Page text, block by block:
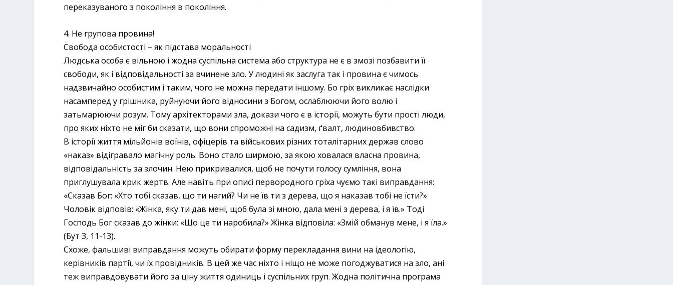
переказуваного з покоління в покоління.
4. Не групова провина!
Свобода особистості – як підстава моральності
Людська особа є вільною і жодна суспільна система або структура не є в змозі позбавити її
свободи, як і відповідальності за вчинене зло. У людині як заслуга так і провина є чимось
надзвичайно особистим і таким, чого не можна передати іншому. Бо гріх викликає наслідки
насамперед у грішника, руйнуючи його відносини з Богом, ослаблюючи його волю і
затьмарюючи розум. Тому архітекторами зла, докази чого є в історії, можуть бути прості люди,
про яких ніхто не міг би сказати, що вони спроможні на садизм, ґвалт, людиновбивство.
В історії життя мільйонів воїнів, офіцерів та військових різних тоталітарних держав слово
«наказ» відігравало магічну роль. Воно стало ширмою, за якою ховалася власна провина,
відповідальність за злочин. Нею прикривалися, щоб не почути голосу сумління, вона
приглушувала крик жертв. Але навіть при описі первородного гріха чуємо такі виправдання:
«Сказав Бог: «Хто тобі сказав, що ти нагий? Чи не їв ти з дерева, що я наказав тобі не їсти?»
Чоловік відповів: «Жінка, яку ти дав мені, щоб була зі мною, дала мені з дерева, і я їв.» Тоді
Господь Бог сказав до жінки: «Що це ти наробила?» Жінка відповіла: «Змій обманув мене, і я їла.»
(Бут 3, 11-13).
Схоже, фальшиві виправдання можуть обирати форму перекладання вини на ідеологію,
керівників партії, чи їх провідників. В цей же час ніхто і ніщо не може погоджуватися на зло, ані
теж виправдовувати його за ціну життя одиниць і суспільних груп. Жодна політична програма